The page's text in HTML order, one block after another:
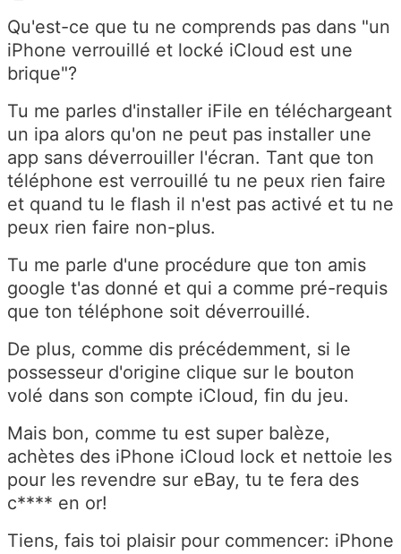
Qu'est-ce que tu ne comprends pas dans "un
iPhone verrouillé et locké iCloud est une
brique"?
Tu me parles d'installer iFile en téléchargeant
un ipa alors qu'on ne peut pas installer une
app sans déverrouiller l'écran. Tant que ton
téléphone est verrouillé tu ne peux rien faire
et quand tu le flash il n'est pas activé et tu ne
peux rien faire non-plus.
Tu me parle d'une procédure que ton amis
google t'as donné et qui a comme pré-requis
que ton téléphone soit déverrouillé.
De plus, comme dis précédemment, si le
possesseur d'origine clique sur le bouton
volé dans son compte iCloud, fin du jeu.
Mais bon, comme tu est super balèze,
achètes des iPhone iCloud lock et nettoie les
pour les revendre sur eBay, tu te fera des
c**** en or!
Tiens, fais toi plaisir pour commencer: iPhone